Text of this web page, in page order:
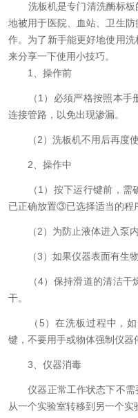
洗板机是专门清洗酶标板
地被用于医院、血站、卫生
作。为了新手能更好地使用
来分享一下使用小技巧。
1、操作前
（1）必须严格按照本手
连接管路，以免出现渗漏。
（2）洗板机不用后再度使
2、操作中
（1）按下运行键前，需
已正确放置③已选择适当的程
（2）为防止液体进入泵内
（3）如果仪器表面有生物
（4）保持滑道的清洁干
干。
（5）在洗板过程中，如
键，不要用手或物体强制仪器
3、仪器消毒
仪器正常工作状态下不需
从一个实验室转移到另一个